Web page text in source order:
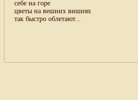
себе на горе
цветы на вешних вишнях
так быстро облетают...